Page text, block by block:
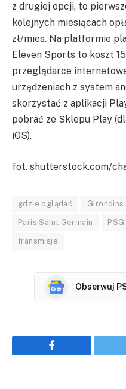
z drugiej opcji, to
kolejnych miesiącach
zł/mies. Na platformie
Eleven Sports to koszt
przeglądarce
urządzeniach z system
skorzystać z aplikacji
pobrać ze Sklepu Play
iOS).
fot. shutterstock.com/
gdzie oglądać
Paris Saint Germain PSG
transmisje
Obserwuj
Facebook